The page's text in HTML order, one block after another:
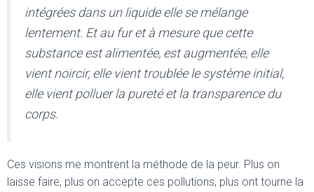
intégrées dans un liquide elle se mélange
lentement. Et au fur et à mesure que cette
substance est alimentée, est augmentée, elle
vient noircir, elle vient troublée le système initial,
elle vient polluer la pureté et la transparence du
corps.
Ces visions me montrent la méthode de la peur. Plus on
laisse faire, plus on accepte ces pollutions, plus ont tourne la